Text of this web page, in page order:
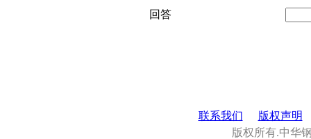
回答
联系我们
版权声明
版权所有.中华